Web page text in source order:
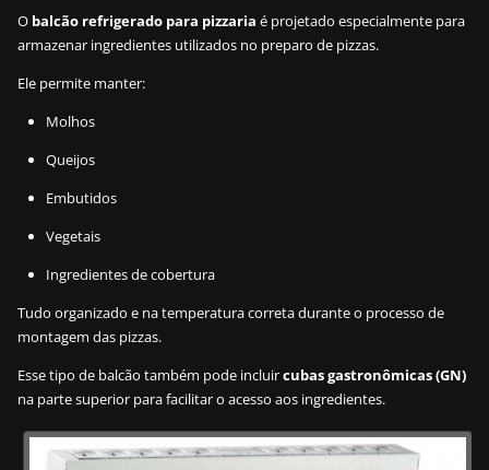
O balcão refrigerado para pizzaria é projetado especialmente para
armazenar ingredientes utilizados no preparo de pizzas.
Ele permite manter:
Molhos
Queijos
Embutidos
Vegetais
Ingredientes de cobertura
Tudo organizado e na temperatura correta durante o processo de
montagem das pizzas.
Esse tipo de balcão também pode incluircubas gastronômicas (GN)
na parte superior para facilitar o acesso aos ingredientes.